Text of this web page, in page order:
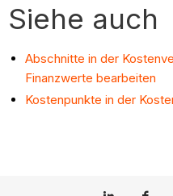
Siehe auch
Abschnitte in der
Finanzwerte bearbeiten
Kostenpunkte in der